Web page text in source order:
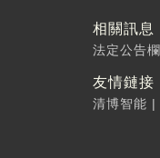
相關訊息
法定公告欄
友情鏈接
清博智能 |